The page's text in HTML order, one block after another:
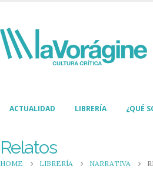
ACTUALIDAD LIBRERÍA ¿QUÉ
Relatos
HOME LIBRERÍA NARRATIVA